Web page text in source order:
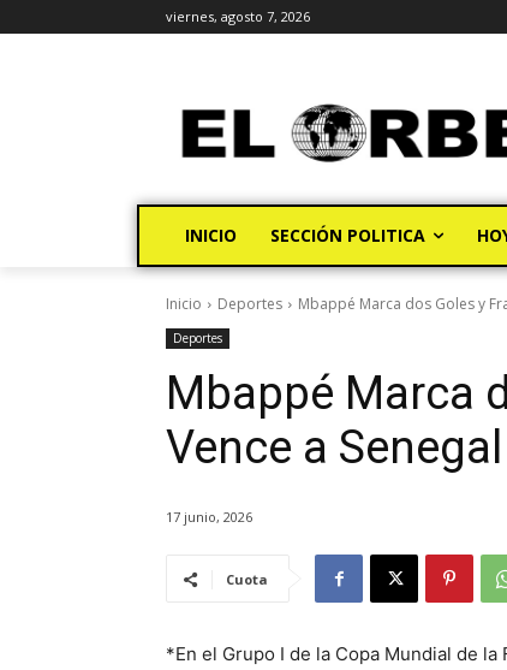
viernes, agosto 7, 2026
INICIO SECCIÓN POLITICA
Inicio Deportes Mbappé Marca dos Goles y
Deportes
Mbappé Marca
Vence a Senegal
17 junio, 2026
Cuota
*En el Grupo I de la Copa Mundial de la